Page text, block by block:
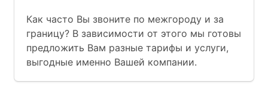
Как часто Вы звоните по межгороду и за
границу? В зависимости от этого мы готовы
предложить Вам разные тарифы и услуги,
выгодные именно Вашей компании.